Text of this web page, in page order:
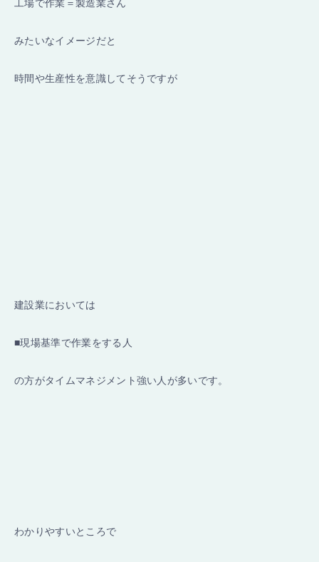
工場で作業＝製造業さん
みたいなイメージだと
時間や生産性を意識してそうですが
建設業においては
■現場基準で作業をする人
の方がタイムマネジメント強い人が多いです。
わかりやすいところで